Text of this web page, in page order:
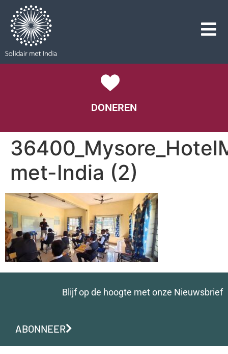
DONEREN
met-India (2)
Blijf op de hoogte met onze Nieuwsbrief
ABONNEER